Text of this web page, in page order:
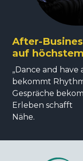
After-
auf
„Dance and
bekommt
Gespräche
Erleben schafft
Nähe.